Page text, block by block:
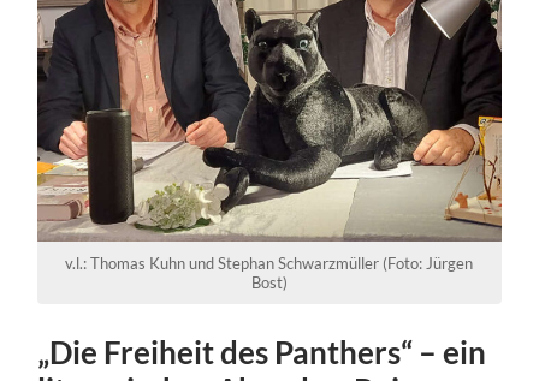
v.l.: Thomas Kuhn und Stephan Schwarzmüller (Foto: Jürgen
Bost)
„Die Freiheit des Panthers“ – ein